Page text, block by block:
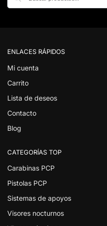
ENLACES RÁPIDOS
Mi cuenta
Carrito
Lista de deseos
Contacto
Blog
CATEGORÍAS TOP
Carabinas PCP
Pistolas PCP
Sistemas de apoyos
Visores nocturnos